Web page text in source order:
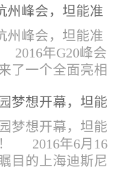
的种类根据石英,
司花岗石晶面处
有如下要点：
备、工具石材翻
晶面处理机、吸
吹风机、花岗
对英国海洋生物
响。他们发现至
滩存在塑料污染
该组织发动当地
以此提高公众对
大海...
州峰会，坦能准
州峰会，坦能准
2016年G20峰会
了一个全面亮相
和世界人民检阅
。多国元首齐聚
赏美丽西湖景色
一印象就是杭州
梦想开幕，坦能
梦想开幕，坦能
2016年6月16
目的上海迪斯尼